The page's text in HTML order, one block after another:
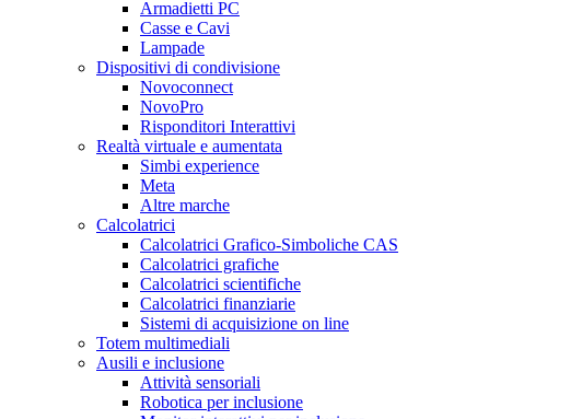
Armadietti PC
Casse e Cavi
Lampade
Dispositivi di condivisione
Novoconnect
NovoPro
Risponditori Interattivi
Realtà virtuale e aumentata
Simbi experience
Meta
Altre marche
Calcolatrici
Calcolatrici Grafico-Simboliche CAS
Calcolatrici grafiche
Calcolatrici scientifiche
Calcolatrici finanziarie
Sistemi di acquisizione on line
Totem multimediali
Ausili e inclusione
Attività sensoriali
Robotica per inclusione